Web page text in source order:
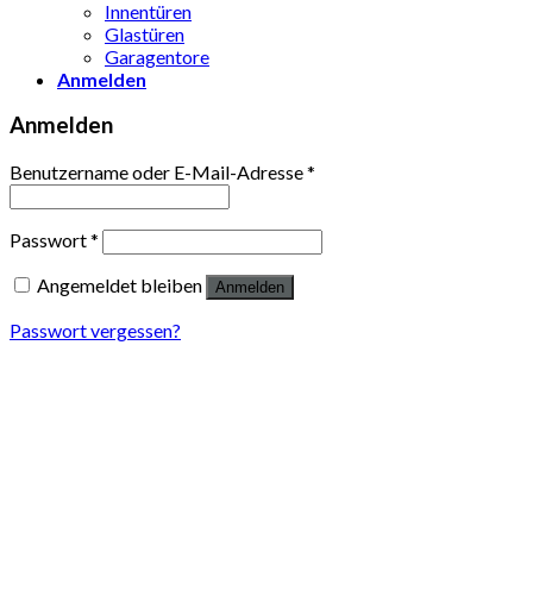
Innentüren
Glastüren
Garagentore
Anmelden
Anmelden
Benutzername oder E-Mail-Adresse*
Passwort*
Angemeldet bleiben
Anmelden
Passwort vergessen?